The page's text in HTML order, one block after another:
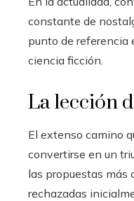
constante de
punto de referencia
ciencia ficción.
La lección
El extenso camino
convertirse en un
las propuestas más
rechazadas